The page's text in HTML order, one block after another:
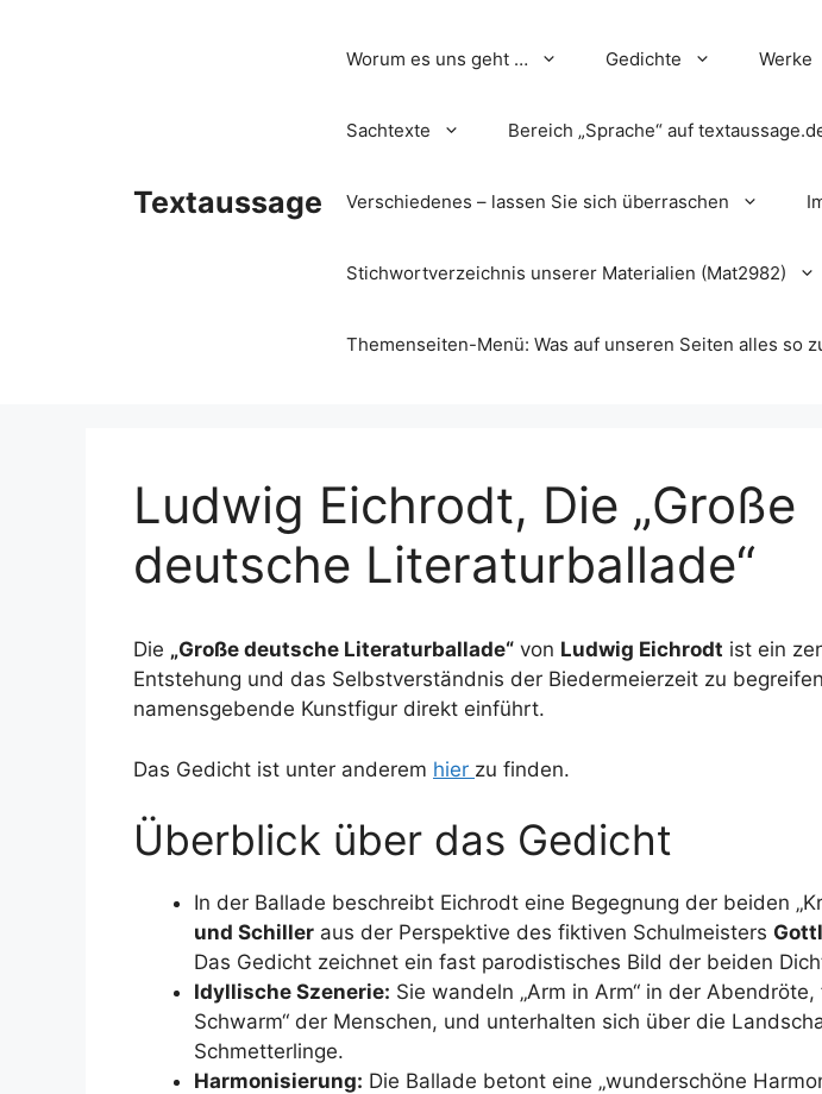
Textaussage
Worum es uns geht … Gedichte Werke
Sachtexte Bereich „Sprache“ auf
Verschiedenes – lassen Sie sich überraschen
Stichwortverzeichnis unserer Materialien (Mat2982)
Themenseiten-Menü: Was auf unseren Seiten alles so
Ludwig Eichrodt, Die „Große
deutsche Literaturballade“
Die „Große deutsche Literaturballade“ von Ludwig Eichrodt ist ein
Entstehung und das Selbstverständnis der Biedermeierzeit zu
namensgebende Kunstfigur direkt einführt.
Das Gedicht ist unter anderem hier zu finden.
Überblick über das Gedicht
In der Ballade beschreibt Eichrodt eine Begegnung der beiden
und Schiller aus der Perspektive des fiktiven Schulmeisters
Das Gedicht zeichnet ein fast parodistisches Bild der beiden
Idyllische Szenerie: Sie wandeln „Arm in Arm“ in der Abendröte,
Schwarm“ der Menschen, und unterhalten sich über die
Schmetterlinge.
Harmonisierung: Die Ballade betont eine „wunderschöne